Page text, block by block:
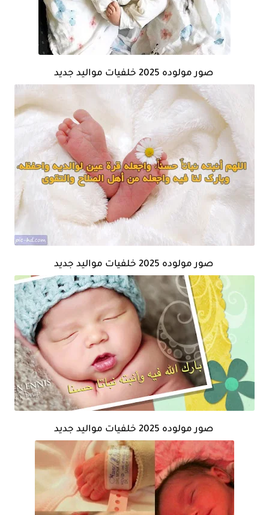
صور مولوده 2025 خلفيات مواليد جديد
صور مولوده 2025 خلفيات مواليد جديد
صور مولوده 2025 خلفيات مواليد جديد